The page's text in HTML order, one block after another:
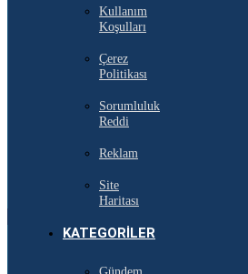
Kullanım
Koşulları
Çerez
Politikası
Sorumluluk
Reddi
Reklam
Site
Haritası
KATEGORILER